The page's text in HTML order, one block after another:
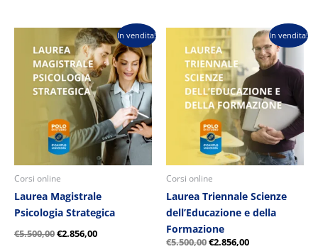
In vendita!
Corsi online
Laurea Magistrale
Psicologia Strategica
€5.500,00
prezzo
originale
era:
€5.500,00.
€2.856,00
Il
prezzo
attuale
è:
€2.856,00.
In vendita!
Corsi online
Laurea Triennale Scienze
dell’Educazione e della
Formazione
€5.500,00
Il
prezzo
originale
era:
€5.500,00.
€2.856,00
prezzo
attuale
€2.856,00.